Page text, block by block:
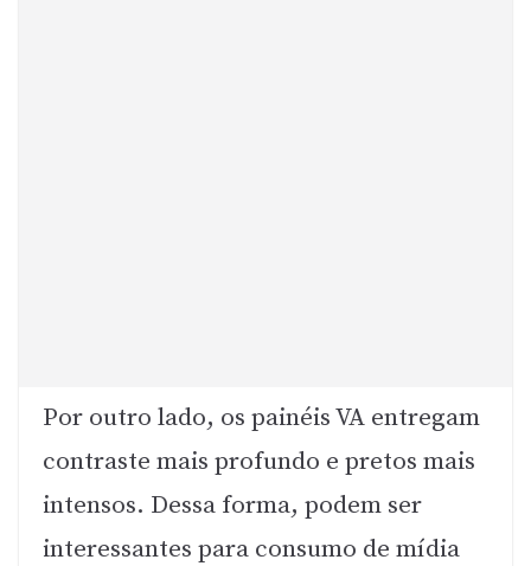
Por outro lado, os painéis VA entregam
contraste mais profundo e pretos mais
intensos. Dessa forma, podem ser
interessantes para consumo de mídia